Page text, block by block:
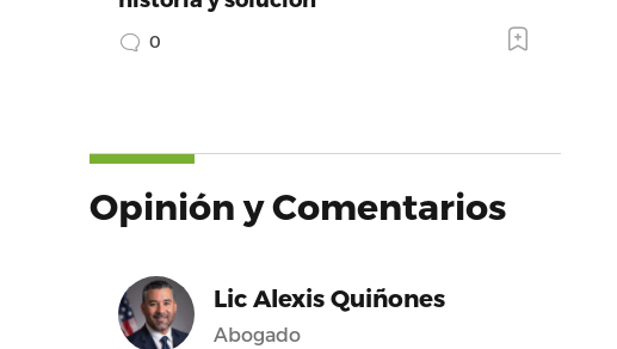
0
Opinión y Comentarios
Lic Alexis Quiñones
Abogado